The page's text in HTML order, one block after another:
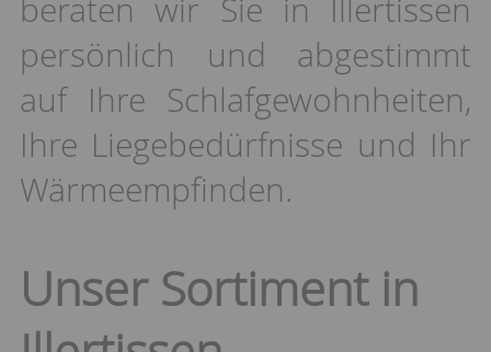
beraten wir Sie in Illertissen
persönlich und abgestimmt
auf Ihre Schlafgewohnheiten,
Ihre Liegebedürfnisse und Ihr
Wärmeempfinden.
Unser Sortiment in